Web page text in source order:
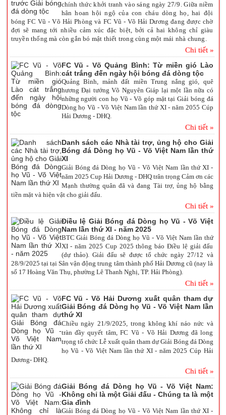
chính thức khởi tranh vào sáng ngày 27/9. Giữa niềm
hân hoan hội ngộ của con cháu dòng họ, hai đội
bóng FC Vũ - Võ Hải Phòng và FC Vũ - Võ Hải Dương đang được chờ
đợi sẽ mang tới nhiều cảm xúc đặc biệt, bởi cả hai không chỉ giàu
truyền thống mà còn gắn bó mật thiết trong cùng một mái nhà chung.
Chi tiết »
FC Vũ - Võ Quảng Bình: Từ miền gió Lào
cát trắng đến ngày hội bóng đá dòng tộc
Quảng Bình, mảnh đất miền Trung nắng gió, quê
hương Đại tướng Võ Nguyên Giáp lại một lần nữa có
những người con họ Vũ - Võ góp mặt tại Giải bóng đá
Dòng họ Vũ - Võ Việt Nam lần thứ XI - năm 2055 Cúp
Hải Dương - DHQ.
Chi tiết »
Danh sách các Nhà tài trợ, ủng hộ cho Giải
Bóng đá Dòng họ Vũ - Võ Việt Nam lần thứ
XI
Giải Bóng đá Dòng họ Vũ - Võ Việt Nam lần thứ XI -
năm 2025 Cup Hải Dương - DHQ trân trọng Cảm ơn các
Mạnh thường quân đã và đang Tài trợ, ủng hộ bằng
tiền mặt và hiện vật cho giải đấu.
Chi tiết »
Điều lệ Giải Bóng đá Dòng họ Vũ - Võ Việt
Nam lần thứ XI - năm 2025
BTC Giải Bóng đá Dòng họ Vũ - Võ Việt Nam lần thứ
XI - năm 2025 Cup 2025 thông báo Điều lệ giải đấu
(dự thảo). Giải đấu sẽ được tổ chức ngày 27/12 và
28/9/2025 tại tại Sân vận động trung tâm thành phố Hải Dương cũ (nay là
số 17 Hoàng Văn Thụ, phường Lê Thanh Nghị, TP. Hải Phòng).
Chi tiết »
FC Vũ - Võ Hải Dương xuất quân tham dự
Giải Bóng đá Dòng họ Vũ - Võ Việt Nam lần
thứ XI
Chiều ngày 21/9/2025, trong không khí náo nức và
tràn đầy quyết tâm, FC Vũ - Võ Hải Dương đã long
trọng tổ chức Lễ xuất quân tham dự Giải Bóng đá Dòng
họ Vũ - Võ Việt Nam lần thứ XI - năm 2025 Cúp Hải
Dương- DHQ.
Chi tiết »
Giải Bóng đá Dòng họ Vũ - Võ Việt Nam:
Không chỉ là một Giải đấu - Chúng ta là một
Gia đình
Giải Bóng đá Dòng họ Vũ - Võ Việt Nam lần thứ XI -